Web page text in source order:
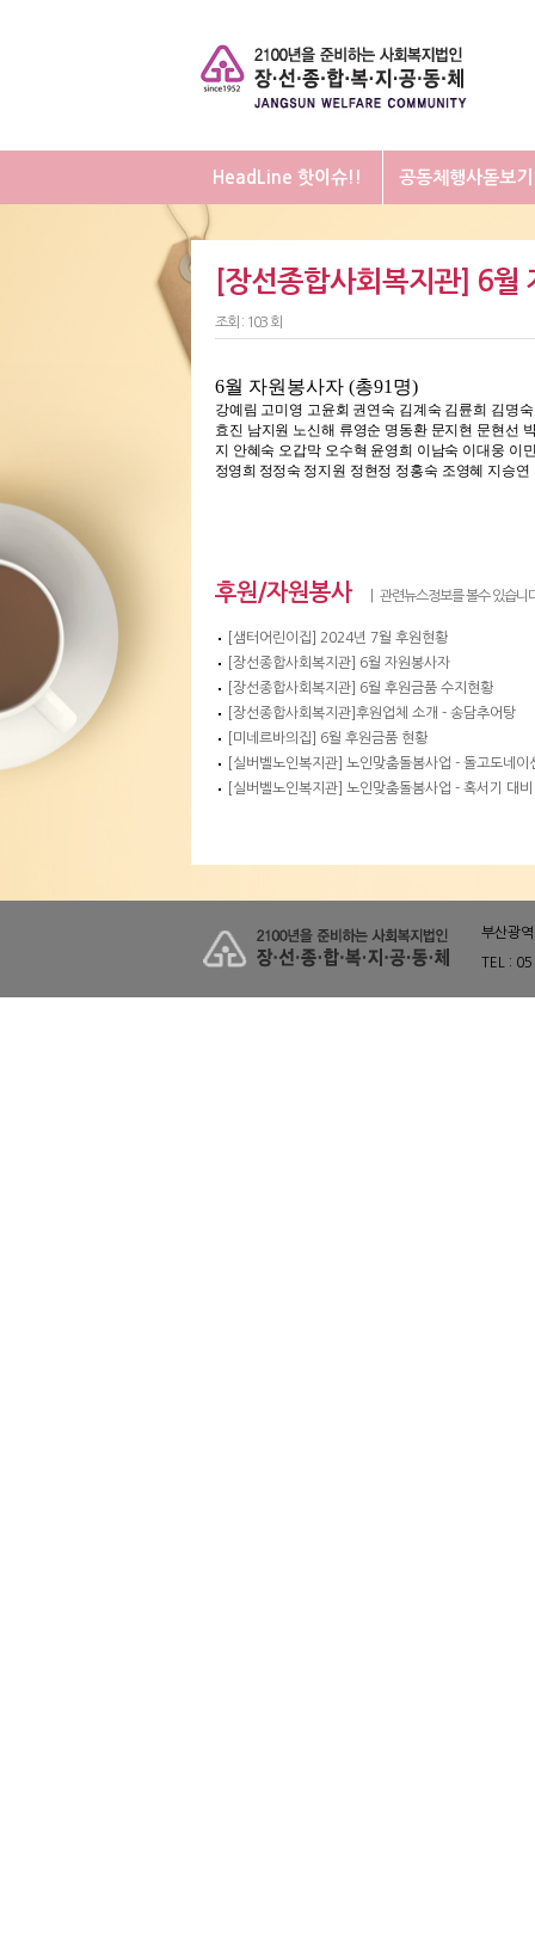
HeadLine 핫이슈!! 공동체행사돋보기
[장선종합사회복지관] 6월
조회 : 103 회
6월 자원봉사자 (총91 명)
강예림 고미영 고윤회 권연숙 김계숙 김륜희 김명
효진 남지원 노신해 류영순 명동환 문지현 문현선
지 안혜숙 오갑막 오수혁 윤영희 이남숙 이대웅 이
정영희 정정숙 정지원 정현정 정홍숙 조영혜 지승
후원/자원봉사 | 관련뉴스정보를 볼수 있습니
[샘터어린이집] 2024년 7월 후원현황
[장선종합사회복지관] 6월 자원봉사자
[장선종합사회복지관] 6월 후원금품 수지현황
[장선종합사회복지관]후원업체 소개 - 송담추어탕
[미네르바의집] 6월 후원금품 현황
[실버벨노인복지관] 노인맞춤돌봄사업 - 돌고도네
[실버벨노인복지관] 노인맞춤돌봄사업 - 혹서기 대
부산광
TEL :